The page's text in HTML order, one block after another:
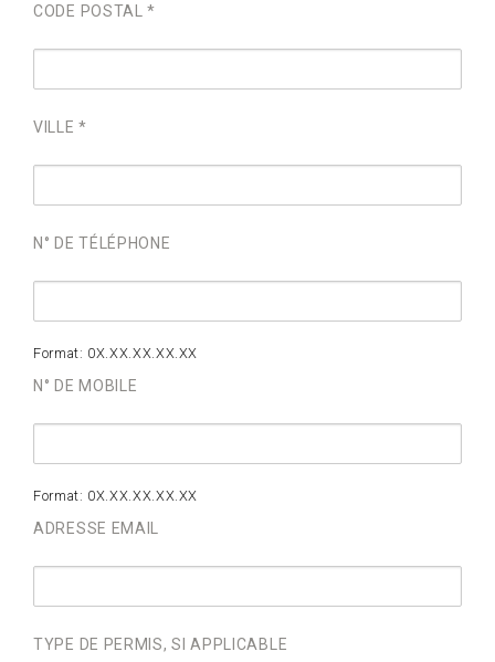
CODE POSTAL *
VILLE *
N° DE TÉLÉPHONE
Format: 0X.XX.XX.XX.XX
N° DE MOBILE
Format: 0X.XX.XX.XX.XX
ADRESSE EMAIL
TYPE DE PERMIS, SI APPLICABLE